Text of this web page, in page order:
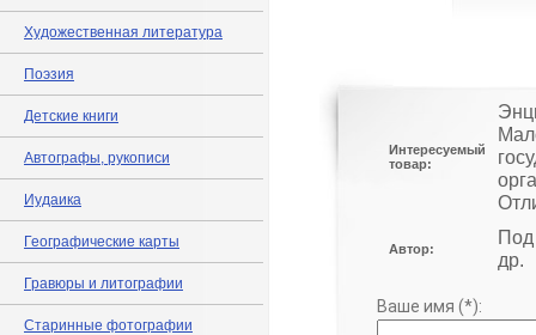
Художественная литература
Поэзия
Детские книги
Автографы, рукописи
Иудаика
Географические карты
Гравюры и литографии
Старинные фотографии
Интересуемый
товар:
Автор:
Под
др.
Ваше имя (*):